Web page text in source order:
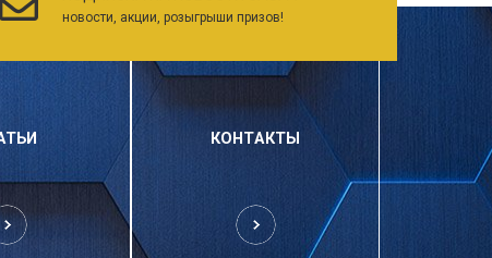
новости, акции, розыгрыши призов!
КОНТАКТЫ